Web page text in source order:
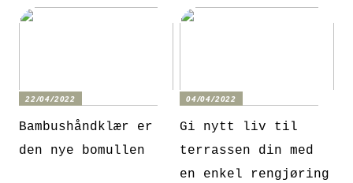
22/04/2022
Bambushåndklær er
den nye bomullen
04/04/2022
Gi nytt liv til
terrassen din med
en enkel rengjøring